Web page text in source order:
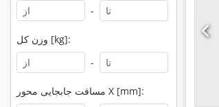
-
وزن کل [kg]:
-
مسافت جابجایی محور X [mm]: